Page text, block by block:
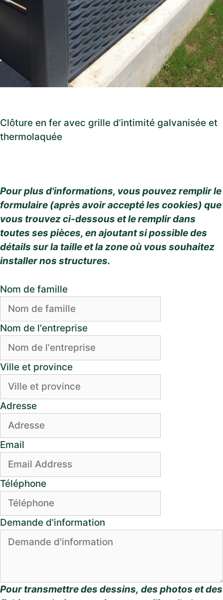
Clôture en fer avec grille d’intimité galvanisée et
thermolaquée
Pour plus d'informations, vous pouvez remplir le
formulaire (après avoir accepté les cookies) que
vous trouvez ci-dessous et le remplir dans
toutes ses pièces, en ajoutant si possible des
détails sur la taille et la zone où vous souhaitez
installer nos structures.
Nom de famille
Nom de l'entreprise
Ville et province
Adresse
Email
Téléphone
Demande d'information
Pour transmettre des dessins, des photos et des